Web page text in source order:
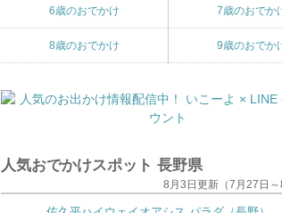
6歳のおでかけ 7歳のおでか
8歳のおでかけ 9歳のおでか
人気おでかけスポット 長野県
8月3日更新（7月27日～